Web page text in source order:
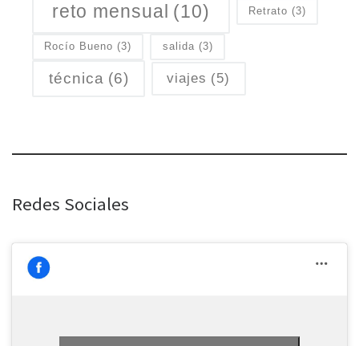
reto mensual (10) Retrato (3)
Rocío Bueno (3) salida (3)
técnica (6) viajes (5)
Redes Sociales